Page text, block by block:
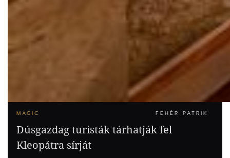
MAGIC FEHÉR PATRIK
Dúsgazdag turisták tárhatják fel
Kleopátra sírját